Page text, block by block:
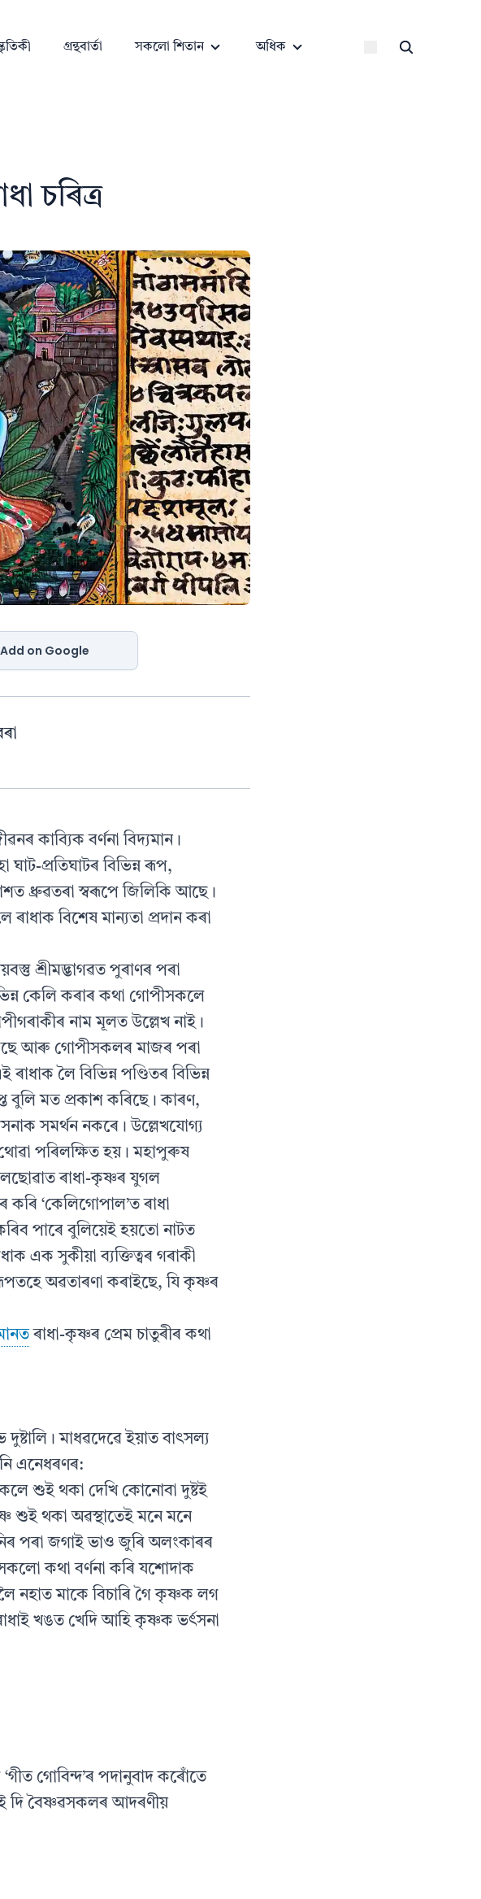
গ্ৰন্থবাৰ্তা সকলো শিতান অধিক
চৰিত্ৰ
Add on Google
কাব্যিক বৰ্ণনা বিদ্যমান।
ঘাট-প্ৰতিঘাটৰ বিভিন্ন ৰূপ,
ধ্ৰুৱতৰা স্বৰূপে জিলিকি আছে।
বিশেষ মান্যতা প্ৰদান কৰা
শ্ৰীমদ্ভাগৱত পুৰাণৰ পৰা
কেলি কৰাৰ কথা গোপীসকলে
নাম মূলত উল্লেখ নাই।
আৰু গোপীসকলৰ মাজৰ পৰা
লৈ বিভিন্ন পণ্ডিতৰ বিভিন্ন
বুলি মত প্ৰকাশ কৰিছে। কাৰণ,
সমৰ্থন নকৰে। উল্লেখযোগ্য
পৰিলক্ষিত হয়। মহাপুৰুষ
ৰাধা-কৃষ্ণৰ যুগল
কৰি ‘কেলিগোপাল’ত ৰাধা
পাৰে বুলিয়েই হয়তো নাটত
এক সুকীয়া ব্যক্তিত্বৰ গৰাকী
অৱতাৰণা কৰাইছে, যি কৃষ্ণৰ
ৰাধা-কৃষ্ণৰ প্ৰেম চাতুৰীৰ কথা
মাধৱদেৱে ইয়াত বাৎসল্য
এনেধৰণৰ:
শুই থকা দেখি কোনোবা দুষ্টই
শুই থকা অৱস্থাতেই মনে মনে
পৰা জগাই ভাও জুৰি অলংকাৰৰ
কথা বৰ্ণনা কৰি যশোদাক
নহাত মাকে বিচাৰি গৈ কৃষ্ণক লগ
খঙত খেদি আহি কৃষ্ণক ভৰ্ৎসনা
গোবিন্দ’ৰ পদানুবাদ কৰোঁতে
দি বৈষ্ণৱসকলৰ আদৰণীয়